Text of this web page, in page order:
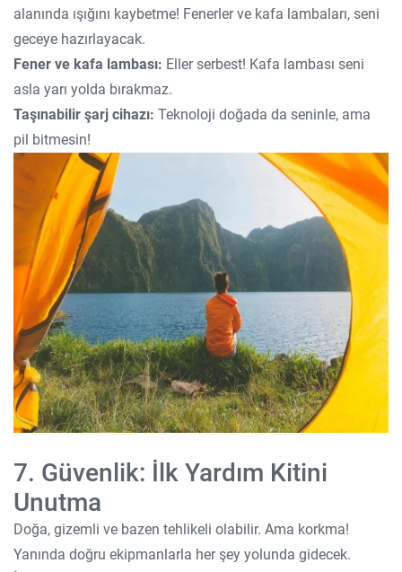
alanında ışığını kaybetme! Fenerler ve kafa lambaları, seni
geceye hazırlayacak.
Fener ve kafa lambası: Eller serbest! Kafa lambası seni
asla yarı yolda bırakmaz.
Taşınabilir şarj cihazı: Teknoloji doğada da seninle, ama
pil bitmesin!
7. Güvenlik: İlk Yardım Kitini
Unutma
Doğa, gizemli ve bazen tehlikeli olabilir. Ama korkma!
Yanında doğru ekipmanlarla her şey yolunda gidecek.